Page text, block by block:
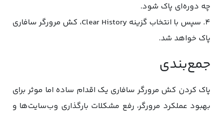
چه دوره‌ای پاک شود.
4. سپس با انتخاب گزینه Clear History، کش مرورگر سافاری
پاک خواهد شد.
جمع‌بندی
پاک کردن کش مرورگر سافاری یک اقدام ساده اما موثر برای
بهبود عملکرد مرورگر، رفع مشکلات بارگذاری وب‌سایت‌ها و